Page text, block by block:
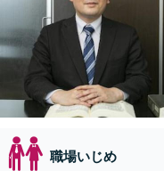
職場いじめ